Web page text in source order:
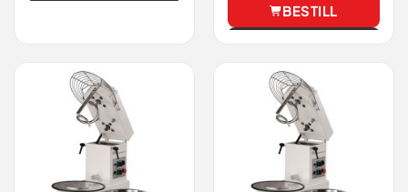
BESTILL